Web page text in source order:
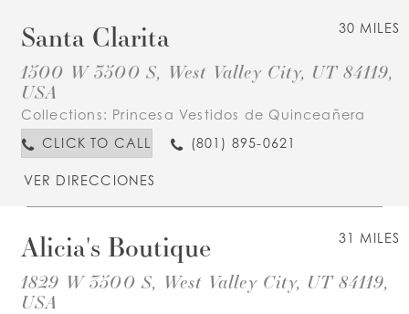
30 MILES
Santa Clarita
1500 W 3500 S, West Valley City, UT 84119,
USA
Collections: Princesa Vestidos de Quinceañera
CLICK TO CALL
(801) 895-0621
VER DIRECCIONES
31 MILES
Alicia's Boutique
1829 W 3500 S, West Valley City, UT 84119,
USA